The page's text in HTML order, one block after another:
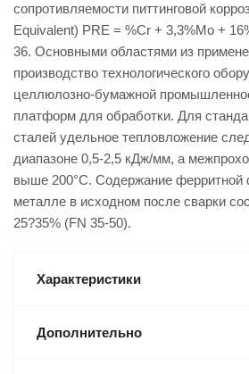
сопротивляемости питтинговой
Equivalent) PRE = %Cr + 3,3%Mo +
36. Основными областями из
производство технологического
целлюлозно-бумажной
платформ для обработки. Для
сталей удельное тепловложение
диапазоне 0,5-2,5 кДж/мм, а
выше 200°С. Содержание ферритной
металле в исходном после сварки
25?35% (FN 35-50).
Характеристики
Дополнительно